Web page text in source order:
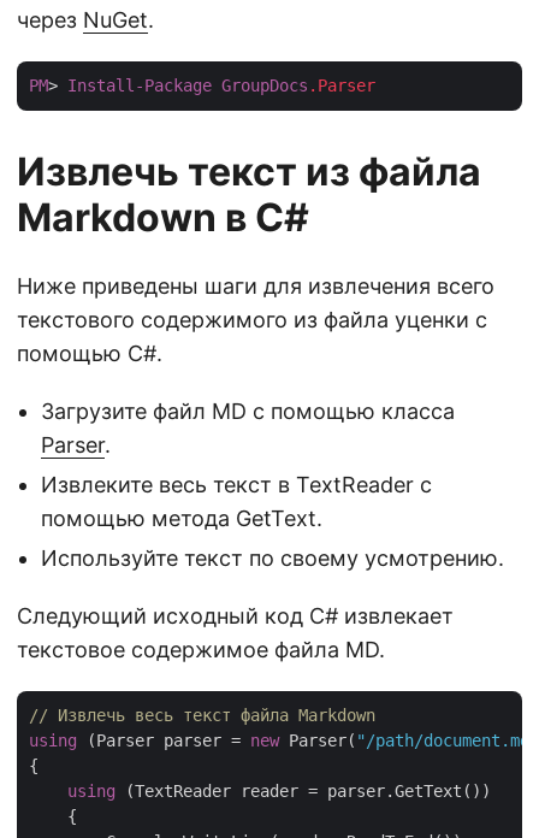
через NuGet.
PM> Install-Package GroupDocs .Parser
Извлечь текст из файла
Markdown в С#
Ниже приведены шаги для извлечения всего
текстового содержимого из файла уценки с
помощью C#.
Загрузите файл MD с помощью класса
Parser.
Извлеките весь текст в TextReader с
помощью метода GetText.
Используйте текст по своему усмотрению.
Следующий исходный код C# извлекает
текстовое содержимое файла MD.
// Извлечь весь текст файла Markdown
using (Parser parser = new Parser( "/path/document.md"
{
using (TextReader reader = parser.GetText())
    {